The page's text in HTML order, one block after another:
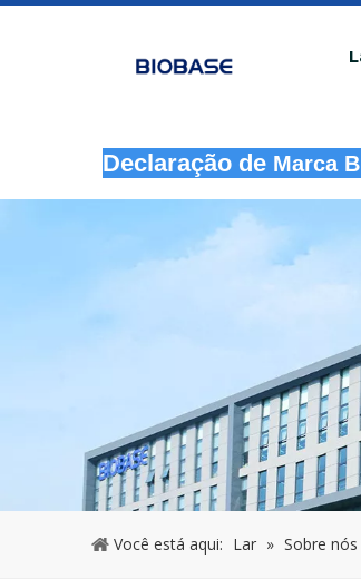
Declaração de Marca
Você está aqui: Lar » Sobre nós